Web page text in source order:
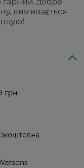
гарний, добре
вимивається
грн,